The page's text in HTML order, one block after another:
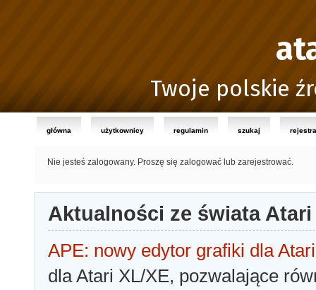
Twoje polskie
główna użytkownicy regulamin szukaj
Nie jesteś zalogowany. Proszę się zalogować lub zarejestrować.
Aktualności ze świata Atari
APE: nowy edytor grafiki dla Atari
dla Atari XL/XE, pozwalające